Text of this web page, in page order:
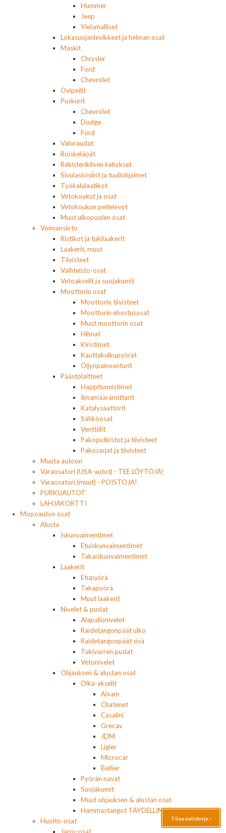
Hummer
Jeep
Yleismalliset
Lokasuojanlevikkeet ja helman osat
Maskit
Chrysler
Ford
Chevrolet
Ovipeilit
Puskurit
Chevrolet
Dodge
Ford
Valoraudat
Roiskeläpät
Rekisterikilven kehykset
Sivulasivisiirit ja tuuliohjaimet
Työkalulaatikot
Vetokoukut ja osat
Vetokoukun peitelevyt
Muut ulkopuolen osat
Voimansiirto
Ristikot ja tukilaakerit
Laakerit, muut
Tiivisteet
Vaihteisto-osat
Vetoakselit ja suojakumit
Moottorin osat
Moottorin tiivisteet
Moottorin ehostusosat
Muut moottorin osat
Hihnat
Kiristimet
Kauttakulkupyörät
Öljynpaineanturit
Päästölaitteet
Happitunnistimet
Ilmamäärämittarit
Katalysaattorit
Sähköosat
Venttiilit
Pakoputkistot ja tiivisteet
Pakosarjat ja tiivisteet
Muuta autoon
Varaosatori (USA-autot) - TEE LÖYTÖJÄ!
Varaosatori (muut) - POISTOJA!
PURKUAUTOT
LAHJAKORTTI
Mopoauton osat
Alusta
Iskunvaimentimet
Etuiskunvaimentimet
Takaiskunvaimentimet
Laakerit
Etupyörä
Takapyörä
Muut laakerit
Nivelet & puslat
Alapallonivelet
Raidetangonpäät ulko
Raidetangonpäät sisä
Tukivarren puslat
Vetonivelet
Ohjauksen & alustan osat
Olka-akselit
Aixam
Chatenet
Casalini
Grecav
JDM
Ligier
Microcar
Bellier
Pyörän navat
Suojakumit
Muut ohjauksen & alustan osat
Hammastangot TÄYDELLINEN
Huolto-osat
Tilaa uutiskirje ›